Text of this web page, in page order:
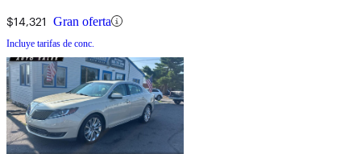
$14,321 Gran oferta
Incluye tarifas de conc.